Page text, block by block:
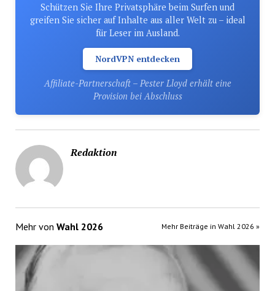
Schützen Sie Ihre Privatsphäre beim Surfen und
greifen Sie sicher auf Inhalte aus aller Welt zu – ideal
für Leser im Ausland.
NordVPN entdecken
Affiliate-Partnerschaft – Pester Lloyd erhält eine
Provision bei Abschluss
Redaktion
Mehr von Wahl 2026 Mehr Beiträge in Wahl 2026 »